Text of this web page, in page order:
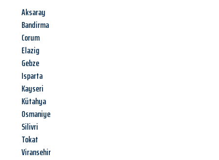
Aksaray
Bandirma
Corum
Elazig
Gebze
Isparta
Kayseri
Kütahya
Osmaniye
Silivri
Tokat
Viransehir